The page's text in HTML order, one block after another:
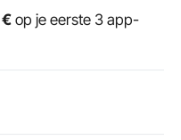
€ op je eerste 3 app-